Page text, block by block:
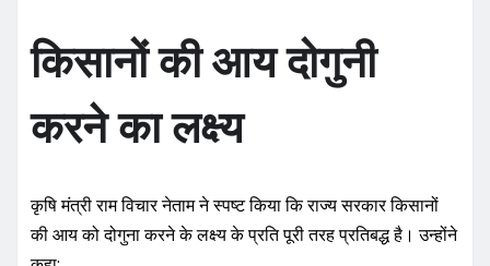
किसानों की आय दोगुनी
करने का लक्ष्य
कृषि मंत्री राम विचार नेताम ने स्पष्ट किया कि राज्य सरकार किसानों
की आय को दोगुना करने के लक्ष्य के प्रति पूरी तरह प्रतिबद्ध है। उन्होंने